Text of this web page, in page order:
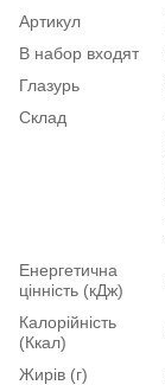
Артикул
В набор входят
Глазурь
Склад
Енергетична
цінність (кДж)
Калорійність
(Ккал)
Жирів (г)